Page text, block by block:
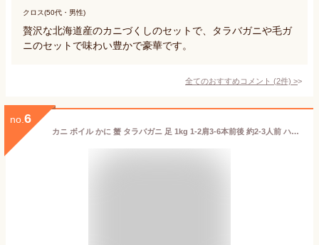
クロス(50代・男性)
贅沢な北海道産のカニづくしのセットで、タラバガニや毛ガ
ニのセットで味わい豊かで豪華です。
全てのおすすめコメント (2件) >
no. 6
カニ ボイル かに 蟹 タラバガニ 足 1kg 1-2肩3-6本前後 約2-3人前 ハサミ 北国からの贈り物